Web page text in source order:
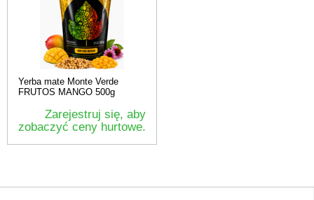
Yerba mate Monte Verde
FRUTOS MANGO 500g
Zarejestruj się, aby
zobaczyć ceny hurtowe.